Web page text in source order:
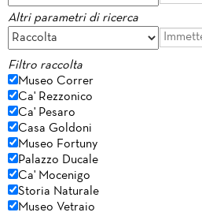
Altri parametri di ricerca
Filtro raccolta
Museo Correr
Ca' Rezzonico
Ca' Pesaro
Casa Goldoni
Museo Fortuny
Palazzo Ducale
Ca' Mocenigo
Storia Naturale
Museo Vetraio